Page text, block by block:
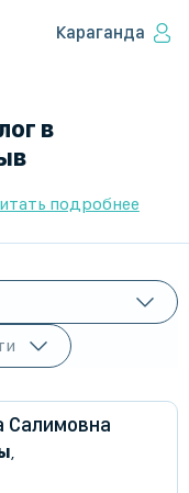
Караганда
в
подробнее
Салимовна
,